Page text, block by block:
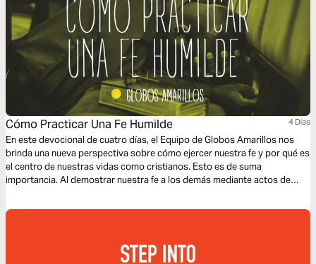
Cómo Practicar Una Fe Humilde 4 Dias
En este devocional de cuatro días, el Equipo de Globos Amarillos nos
brinda una nueva perspectiva sobre cómo ejercer nuestra fe y por qué es
el centro de nuestras vidas como cristianos. Esto es de suma
importancia. Al demostrar nuestra fe a los demás mediante actos de